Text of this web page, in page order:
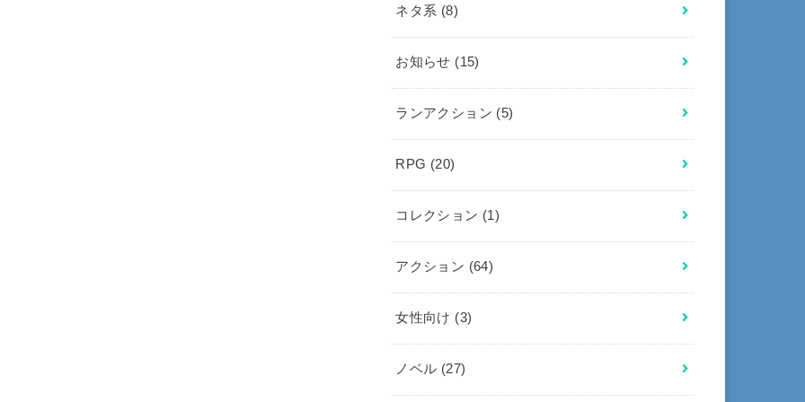
ネタ系 (8)
お知らせ (15)
ランアクション (5)
RPG (20)
コレクション (1)
アクション (64)
女性向け (3)
ノベル (27)